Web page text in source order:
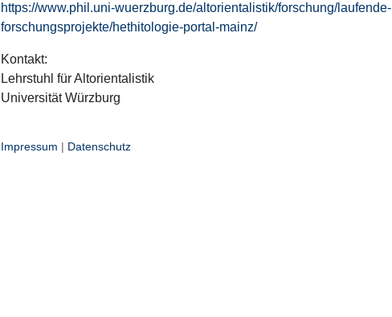
https://www.phil.uni-wuerzburg.de/altorientalistik/forschung/laufende-
forschungsprojekte/hethitologie-portal-mainz/
Kontakt:
Lehrstuhl für Altorientalistik
Universität Würzburg
Impressum | Datenschutz